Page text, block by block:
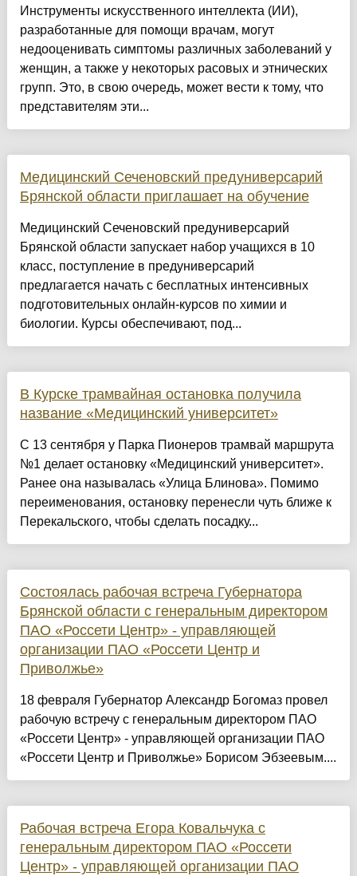
Инструменты искусственного интеллекта (ИИ),
разработанные для помощи врачам, могут
недооценивать симптомы различных заболеваний у
женщин, а также у некоторых расовых и этнических
групп. Это, в свою очередь, может вести к тому, что
представителям эти...
Медицинский Сеченовский предуниверсарий
Брянской области приглашает на обучение
Медицинский Сеченовский предуниверсарий
Брянской области запускает набор учащихся в 10
класс, поступление в предуниверсарий
предлагается начать с бесплатных интенсивных
подготовительных онлайн-курсов по химии и
биологии. Курсы обеспечивают, под...
В Курске трамвайная остановка получила
название «Медицинский университет»
С 13 сентября у Парка Пионеров трамвай маршрута
№1 делает остановку «Медицинский университет».
Ранее она называлась «Улица Блинова». Помимо
переименования, остановку перенесли чуть ближе к
Перекальского, чтобы сделать посадку...
Состоялась рабочая встреча Губернатора
Брянской области с генеральным директором
ПАО «Россети Центр» - управляющей
организации ПАО «Россети Центр и
Приволжье»
18 февраля Губернатор Александр Богомаз провел
рабочую встречу с генеральным директором ПАО
«Россети Центр» - управляющей организации ПАО
«Россети Центр и Приволжье» Борисом Эбзеевым....
Рабочая встреча Егора Ковальчука с
генеральным директором ПАО «Россети
Центр» - управляющей организации ПАО